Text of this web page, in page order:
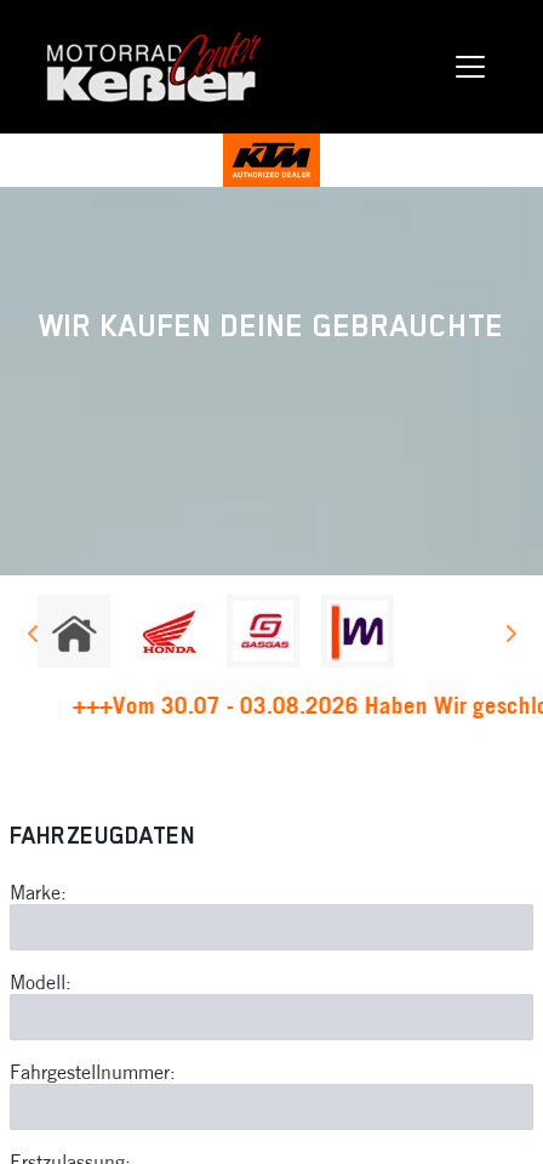
WIR KAUFEN DEINE GEBRAUCHTE
+++Vom 30.07 - 03.08.2026 Haben Wir
FAHRZEUGDATEN
Marke:
Modell:
Fahrgestellnummer: